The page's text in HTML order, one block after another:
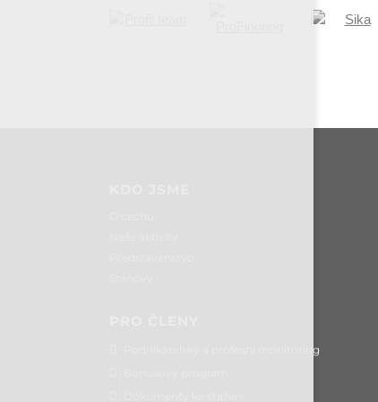
Podnikatelský a profesní monitoring